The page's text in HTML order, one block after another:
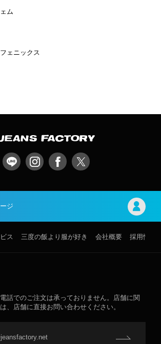
ム
ェニックス
ジ
ス 三度の飯より服が好き 会社概要 採用情報
話でのご注文は承っておりません。店舗に関
、店舗に直接お問い合わせください。